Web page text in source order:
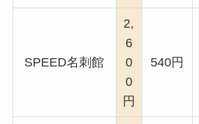
SPEED名刺館
2,
6
0
0
円
540円